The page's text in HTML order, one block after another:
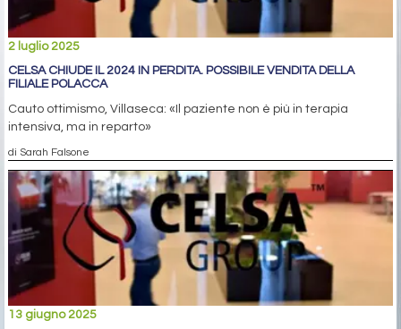
2 luglio 2025
CELSA CHIUDE IL 2024 IN PERDITA. POSSIBILE VENDITA DELLA
FILIALE POLACCA
Cauto ottimismo, Villaseca: «Il paziente non è più in terapia
intensiva, ma in reparto»
di Sarah Falsone
13 giugno 2025